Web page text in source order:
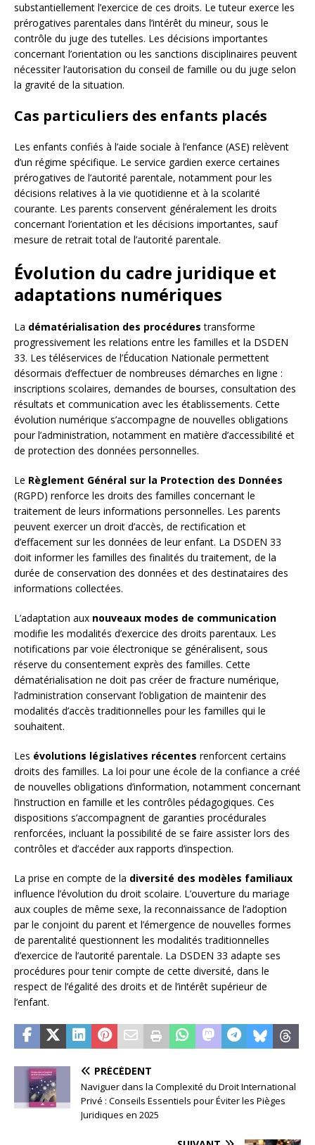
substantiellement l’exercice de ces droits. Le tuteur exerce les
prérogatives parentales dans l’intérêt du mineur, sous le
contrôle du juge des tutelles. Les décisions importantes
concernant l’orientation ou les sanctions disciplinaires peuvent
nécessiter l’autorisation du conseil de famille ou du juge selon
la gravité de la situation.
Cas particuliers des enfants placés
Les enfants confiés à l’aide sociale à l’enfance (ASE) relèvent
d’un régime spécifique. Le service gardien exerce certaines
prérogatives de l’autorité parentale, notamment pour les
décisions relatives à la vie quotidienne et à la scolarité
courante. Les parents conservent généralement les droits
concernant l’orientation et les décisions importantes, sauf
mesure de retrait total de l’autorité parentale.
Évolution du cadre juridique et
adaptations numériques
La dématérialisation des procédures transforme
progressivement les relations entre les familles et la DSDEN
33. Les téléservices de l’Éducation Nationale permettent
désormais d’effectuer de nombreuses démarches en ligne :
inscriptions scolaires, demandes de bourses, consultation des
résultats et communication avec les établissements. Cette
évolution numérique s’accompagne de nouvelles obligations
pour l’administration, notamment en matière d’accessibilité et
de protection des données personnelles.
Le Règlement Général sur la Protection des Données
(RGPD) renforce les droits des familles concernant le
traitement de leurs informations personnelles. Les parents
peuvent exercer un droit d’accès, de rectification et
d’effacement sur les données de leur enfant. La DSDEN 33
doit informer les familles des finalités du traitement, de la
durée de conservation des données et des destinataires des
informations collectées.
L’adaptation aux nouveaux modes de communication
modifie les modalités d’exercice des droits parentaux. Les
notifications par voie électronique se généralisent, sous
réserve du consentement exprès des familles. Cette
dématérialisation ne doit pas créer de fracture numérique,
l’administration conservant l’obligation de maintenir des
modalités d’accès traditionnelles pour les familles qui le
souhaitent.
Les évolutions législatives récentes renforcent certains
droits des familles. La loi pour une école de la confiance a créé
de nouvelles obligations d’information, notamment concernant
l’instruction en famille et les contrôles pédagogiques. Ces
dispositions s’accompagnent de garanties procédurales
renforcées, incluant la possibilité de se faire assister lors des
contrôles et d’accéder aux rapports d’inspection.
La prise en compte de la diversité des modèles familiaux
influence l’évolution du droit scolaire. L’ouverture du mariage
aux couples de même sexe, la reconnaissance de l’adoption
par le conjoint du parent et l’émergence de nouvelles formes
de parentalité questionnent les modalités traditionnelles
d’exercice de l’autorité parentale. La DSDEN 33 adapte ses
procédures pour tenir compte de cette diversité, dans le
respect de l’égalité des droits et de l’intérêt supérieur de
l’enfant.
PRÉCÉDENT
Naviguer dans la Complexité du Droit International
Privé : Conseils Essentiels pour Éviter les Pièges
Juridiques en 2025